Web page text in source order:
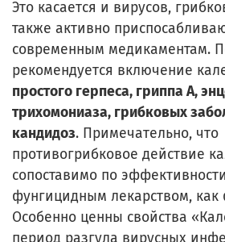
Это касается и вирусов,
также активно
современным медикаментам.
рекомендуется включение
простого герпеса, гриппа А,
трихомониаза, грибковых
кандидоз. Примечательно, что
противогрибковое действие
сопоставимо по
фунгицидным лекарством, как
Особенно ценны свойства
период разгула вирусных